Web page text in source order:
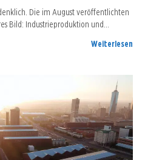
Die im August veröffentlichten
Bild: Industrieproduktion und…
Weiterlesen